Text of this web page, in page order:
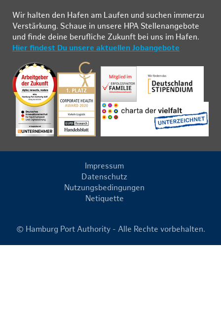
Wir hal­ten den Ha­fen am Lau­fen und su­chen im­mer­zu
Ver­stär­kung. Schau­e in un­se­re HPA Stel­len­an­ge­bo­te
und fin­de deine be­ruf­li­che Zu­kunft bei uns im Ha­fen.
Hier findest Du unsere aktuellen Jobangebote
Impressum
Datenschutz
Nutzungsbedingungen
Netiquette
© Hamburg Port Authority - Alle Rechte vorbehalten.